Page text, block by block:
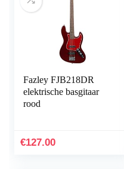
Fazley FJB218DR
elektrische basgitaar
rood
€127.00